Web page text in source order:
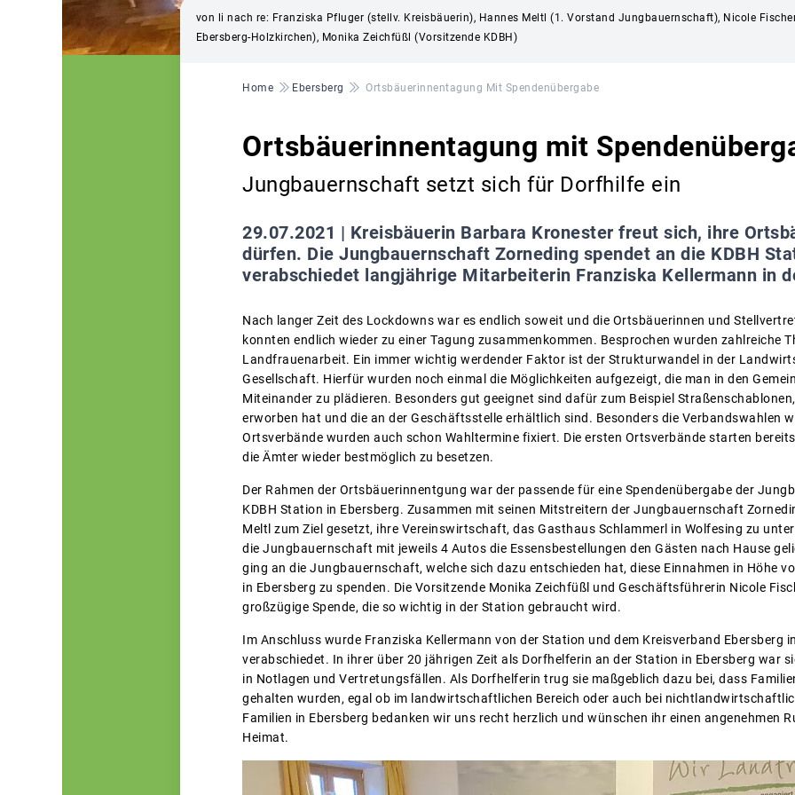
von li nach re: Franziska Pfluger (stellv. Kreisbäuerin), Hannes Meltl (1. Vorstand Jungbauernschaft), Nicole
Ebersberg-Holzkirchen), Monika Zeichfüßl (Vorsitzende KDBH)
Pfadnavigation
Home Ebersberg Ortsbäuerinnentagung Mit Spendenübergabe
Ortsbäuerinnentagung mit
Jungbauernschaft setzt sich für Dorfhilfe ein
29.07.2021 | Kreisbäuerin Barbara Kronester freut sich, ihre
dürfen. Die Jungbauernschaft Zorneding spendet an die KDBH
verabschiedet langjährige Mitarbeiterin Franziska Kellermann in
Nach langer Zeit des Lockdowns war es endlich soweit und die Ortsbäuerinnen und
konnten endlich wieder zu einer Tagung zusammenkommen. Besprochen wurden zahlreiche
Landfrauenarbeit. Ein immer wichtig werdender Faktor ist der Strukturwandel in der
Gesellschaft. Hierfür wurden noch einmal die Möglichkeiten aufgezeigt, die man in den
Miteinander zu plädieren. Besonders gut geeignet sind dafür zum Beispiel
erworben hat und die an der Geschäftsstelle erhältlich sind. Besonders die Verbandswahlen
Ortsverbände wurden auch schon Wahltermine fixiert. Die ersten Ortsverbände starten
die Ämter wieder bestmöglich zu besetzen.
Der Rahmen der Ortsbäuerinnentgung war der passende für eine Spendenübergabe der
KDBH Station in Ebersberg. Zusammen mit seinen Mitstreitern der Jungbauernschaft
Meltl zum Ziel gesetzt, ihre Vereinswirtschaft, das Gasthaus Schlammerl in Wolfesing zu
die Jungbauernschaft mit jeweils 4 Autos die Essensbestellungen den Gästen nach Hause
ging an die Jungbauernschaft, welche sich dazu entschieden hat, diese Einnahmen in Höhe
in Ebersberg zu spenden. Die Vorsitzende Monika Zeichfüßl und Geschäftsführerin Nicole
großzügige Spende, die so wichtig in der Station gebraucht wird.
Im Anschluss wurde Franziska Kellermann von der Station und dem Kreisverband Ebersberg
verabschiedet. In ihrer über 20 jährigen Zeit als Dorfhelferin an der Station in Ebersberg war
in Notlagen und Vertretungsfällen. Als Dorfhelferin trug sie maßgeblich dazu bei, dass
gehalten wurden, egal ob im landwirtschaftlichen Bereich oder auch bei
Familien in Ebersberg bedanken wir uns recht herzlich und wünschen ihr einen angenehmen
Heimat.